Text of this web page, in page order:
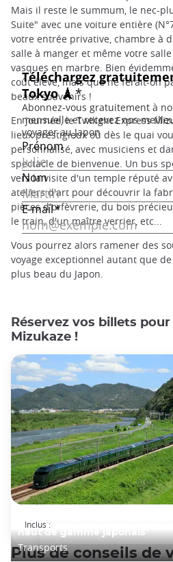
Mais il reste le summum, le nec-
Suite" avec une voiture entière
votre entrée privative, chambre à
salle à manger et même votre
vasques en marbre. Bien
coût élevé, mais que ne ferait-on
beaux souvenirs !
En journée, le Twilight Express
lieux prestigieux où dès le quai
personnalisé, avec musiciens et
spectacle de bienvenue. Un bus
vers la visite d'un temple réputé
ateliers d'art pour découvrir la
pièces d'orfèvrerie, du bois
le train, d'un maître verrier, etc...
Vous pourrez alors ramener des
voyage exceptionnel autant que
plus beau du Japon.
Réservez vos billets
Mizukaze !
haut de gamme japonais
Transports
Inclus :
Plus de conseils de